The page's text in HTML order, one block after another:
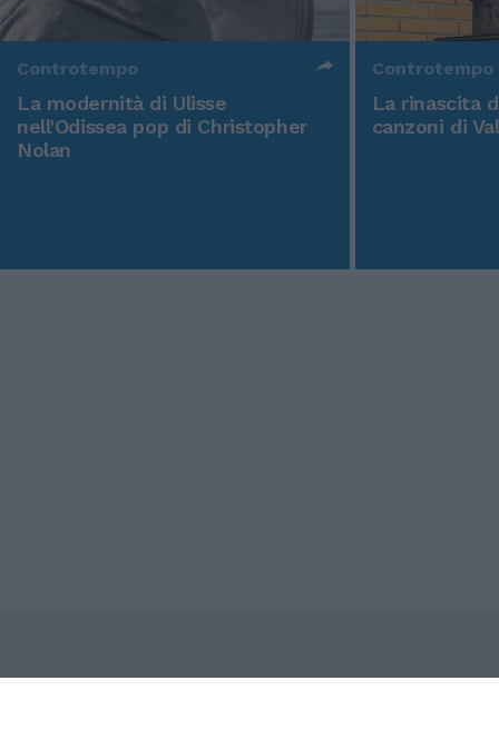
Controtempo
La modernità di Ulisse
nell'Odissea pop di Christopher
Nolan
Controtempo
La rinascita
canzoni di